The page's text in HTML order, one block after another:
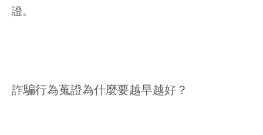
證。
詐騙行為蒐證為什麼要越早越好？